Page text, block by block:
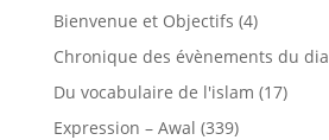
Bienvenue et Objectifs (4)
Chronique des évènements du
Du vocabulaire de l'islam (17)
Expression – Awal (339)